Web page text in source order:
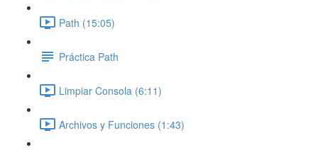
Path (15:05)
Práctica Path
Limpiar Consola (6:11)
Archivos y Funciones (1:43)